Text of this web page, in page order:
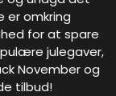
er omkring
for at spare
julegaver,
November og
tilbud!